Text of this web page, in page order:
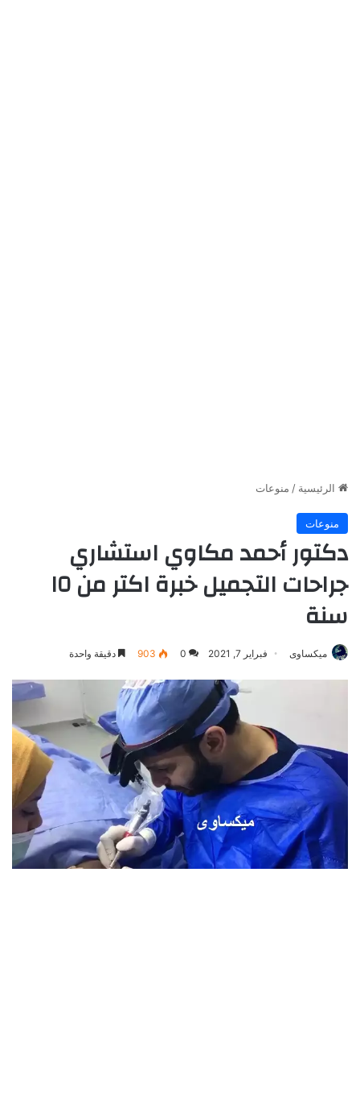
الرئيسية / منوعات
منوعات
دكتور أحمد مكاوي استشاري
جراحات التجميل خبرة اكتر من ١٥
سنة
ميكساوى فبراير 7, 2021 0
903 دقيقة واحدة